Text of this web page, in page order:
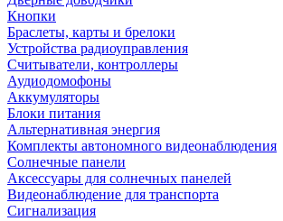
Кнопки
Браслеты, карты и брелоки
Устройства радиоуправления
Считыватели, контроллеры
Аудиодомофоны
Аккумуляторы
Блоки питания
Альтернативная энергия
Комплекты автономного видеонаблюдения
Солнечные панели
Аксессуары для солнечных панелей
Видеонаблюдение для транспорта
Сигнализация